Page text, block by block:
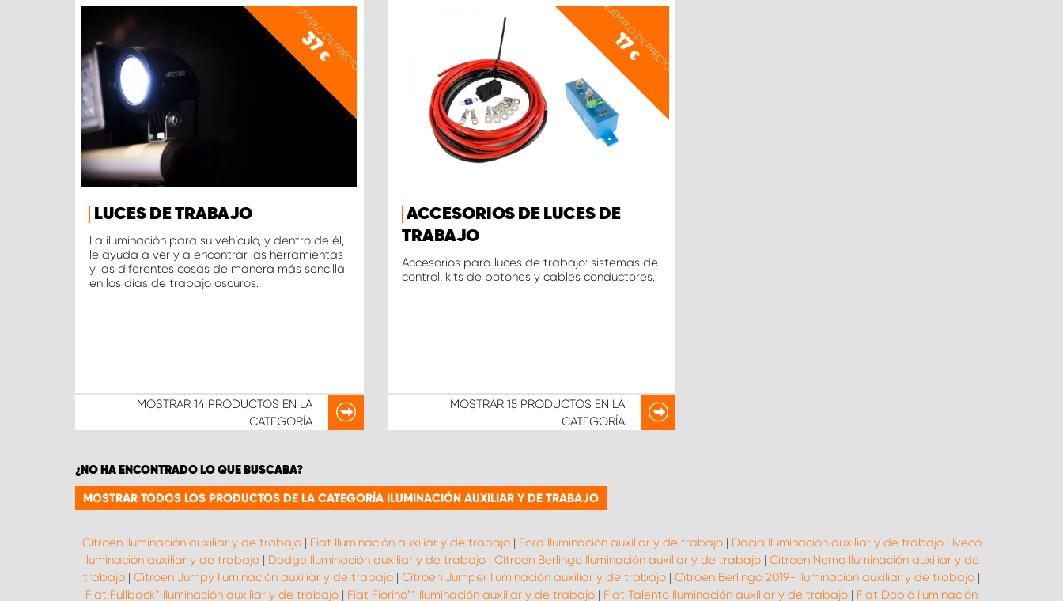
EJEMPLO DE PRECIO
37
€
LUCES DE TRABAJO
La iluminación para su vehículo, y dentro de él,
le ayuda a ver y a encontrar las herramientas
y las diferentes cosas de manera más sencilla
en los días de trabajo oscuros.
MOSTRAR14 PRODUCTOS EN LA
CATEGORÍA
EJEMPLO DE PRECIO
17
€
ACCESORIOS DE LUCES DE
TRABAJO
Accesorios para luces de trabajo: sistemas de
control, kits de botones y cables conductores.
MOSTRAR 15 PRODUCTOS EN LA
CATEGORÍA
¿NO HA ENCONTRADO LO QUE BUSCABA?
MOSTRAR TODOS LOS PRODUCTOS DE LA CATEGORÍA ILUMINACIÓN AUXILIAR Y DE TRABAJO
Citroen Iluminación auxiliar y de trabajo| Fiat Iluminación auxiliar y de trabajo| Ford Iluminación auxiliar y de trabajo| Dacia Iluminación auxiliar y de trabajo| Iveco
Iluminación auxiliar y de trabajo | Dodge Iluminación auxiliar y de trabajo | Citroen Berlingo Iluminación auxiliar y de trabajo | Citroen Nemo Iluminación auxiliar y de
trabajo | Citroen Jumpy Iluminación auxiliar y de trabajo | Citroen Jumper Iluminación auxiliar y de trabajo | Citroen Berlingo 2019- Iluminación auxiliar y de trabajo |
Fiat Fullback* Iluminación auxiliar y de trabajo | Fiat Fiorino** Iluminación auxiliar y de trabajo | Fiat Talento Iluminación auxiliar y de trabajo | Fiat Doblò Iluminación